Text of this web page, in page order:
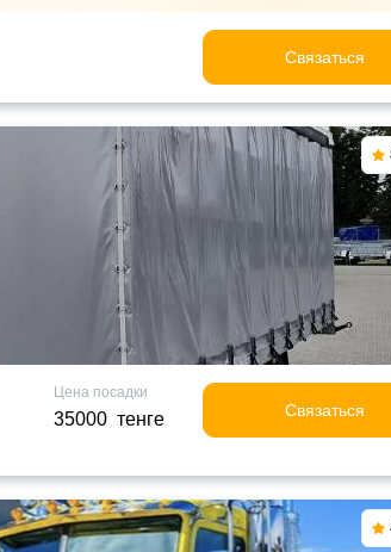
Связаться
Цена посадки
35000 тенге Связаться